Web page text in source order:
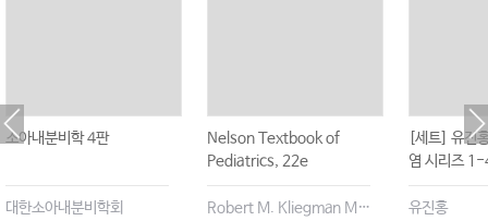
소아내분비학 4판
대한소아내분비학회
Nelson Textbook of
Pediatrics, 22e
Robert M. Kliegman MD (Editor), Joseph W. St. Geme III MD (Editor)
[세트] 유진
염 시리즈
유진홍